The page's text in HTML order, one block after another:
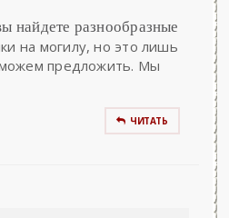
найдете разнообразные
на могилу, но это лишь
предложить. Мы
ЧИТАТЬ